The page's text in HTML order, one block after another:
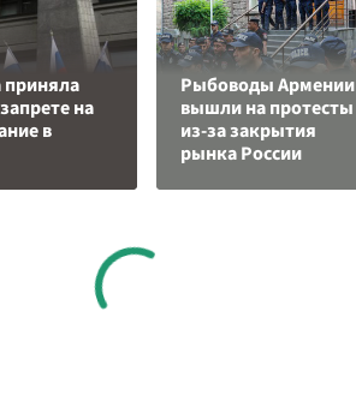
приняла
на
в
Рыбоводы Армении
вышли на протесты
из-за закрытия
рынка России